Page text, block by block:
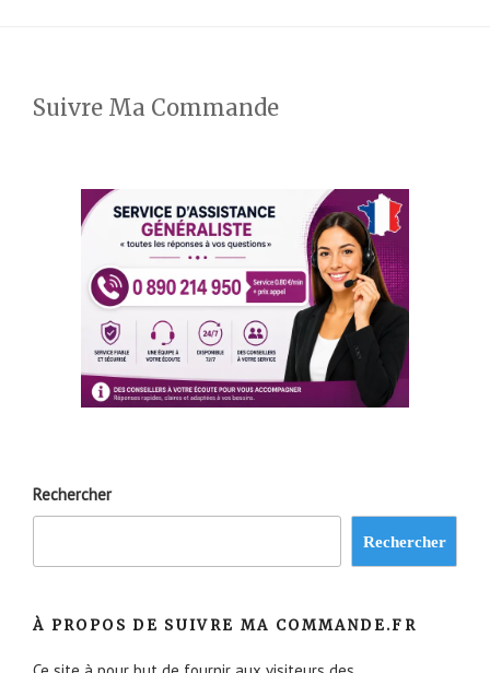
Suivre Ma Commande
Rechercher
Rechercher
À PROPOS DE SUIVRE MA COMMANDE.FR